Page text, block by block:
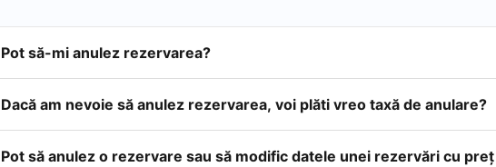
Pot să-mi anulez rezervarea?
Dacă am nevoie să anulez rezervarea, voi plăti vreo taxă de anulare?
Pot să anulez o rezervare sau să modific datele unei rezervări cu